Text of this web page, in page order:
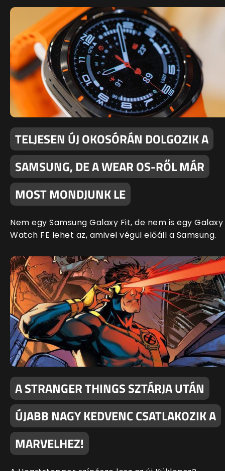
TELJESEN ÚJ OKOSÓRÁN DOLGOZIK A
SAMSUNG, DE A WEAR OS-RŐL MÁR
MOST MONDJUNK LE
Nem egy Samsung Galaxy Fit, de nem is egy Galaxy
Watch FE lehet az, amivel végül előáll a Samsung.
A STRANGER THINGS SZTÁRJA UTÁN
ÚJABB NAGY KEDVENC CSATLAKOZIK A
MARVELHEZ!